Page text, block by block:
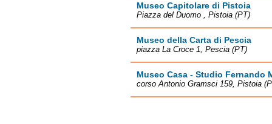
Museo Capitolare di Pistoia
Piazza del Duomo , Pistoia (PT)
Museo della Carta di Pescia
piazza La Croce 1, Pescia (PT)
Museo Casa - Studio Fernando
corso Antonio Gramsci 159, Pistoia